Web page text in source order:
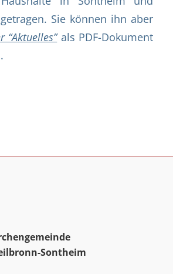
Sie können ihn aber
“Aktuelles”als PDF-Dokument
Sontheim